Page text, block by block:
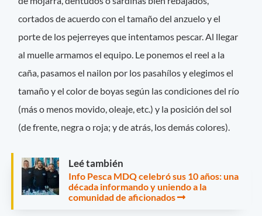
cortados de acuerdo con el tamaño del anzuelo y el
porte de los pejerreyes que intentamos pescar. Al llegar
al muelle armamos el equipo. Le ponemos el reel a la
caña, pasamos el nailon por los pasahílos y elegimos el
tamaño y el color de boyas según las condiciones del río
(más o menos movido, oleaje, etc.) y la posición del sol
(de frente, negra o roja; y de atrás, los demás colores).
Leé también
Info Pesca MDQ celebró sus 10 años: una
década informando y uniendo a la
comunidad de aficionados